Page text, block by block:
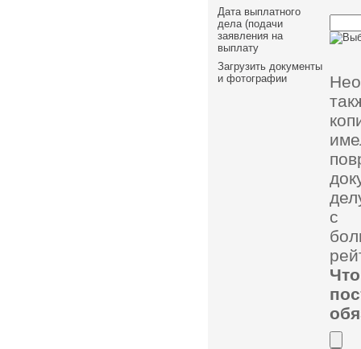
Дата выплатного
дела (подачи
заявления на
выплату
Загрузить документы
и фотографии
с